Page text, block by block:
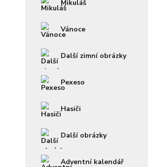
Mikuláš
Vánoce
Další zimní obrázky
Pexeso
Hasiči
Další obrázky
Adventní kalendář